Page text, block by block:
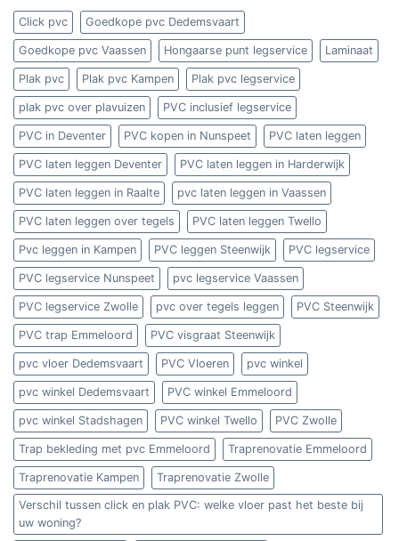
Musthavefloors!
Click pvc Goedkope pvc Dedemsvaart
Goedkope pvc Vaassen Hongaarse punt legservice Laminaat
Plak pvc Plak pvc Kampen Plak pvc legservice
plak pvc over plavuizen PVC inclusief legservice
PVC in Deventer PVC kopen in Nunspeet PVC laten leggen
PVC laten leggen Deventer PVC laten leggen in Harderwijk
PVC laten leggen in Raalte pvc laten leggen in Vaassen
PVC laten leggen over tegels PVC laten leggen Twello
Pvc leggen in Kampen PVC leggen Steenwijk PVC legservice
PVC legservice Nunspeet pvc legservice Vaassen
PVC legservice Zwolle pvc over tegels leggen PVC Steenwijk
PVC trap Emmeloord PVC visgraat Steenwijk
pvc vloer Dedemsvaart PVC Vloeren pvc winkel
pvc winkel Dedemsvaart PVC winkel Emmeloord
pvc winkel Stadshagen PVC winkel Twello PVC Zwolle
Trap bekleding met pvc Emmeloord Traprenovatie Emmeloord
Traprenovatie Kampen Traprenovatie Zwolle
Verschil tussen click en plak PVC: welke vloer past het beste bij
uw woning?